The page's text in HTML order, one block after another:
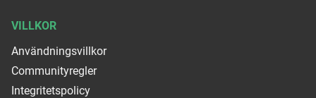
VILLKOR
Användningsvillkor
Communityregler
Integritetspolicy